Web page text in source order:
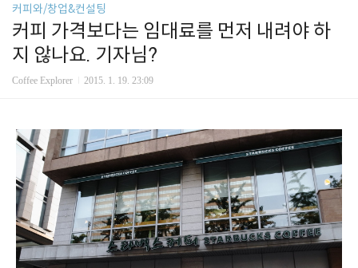
커피와/창업&컨설팅
커피 가격보다는 임대료를 먼저 내려야 하
지 않나요. 기자님?
Coffee Explorer 2015. 1. 19. 23:09